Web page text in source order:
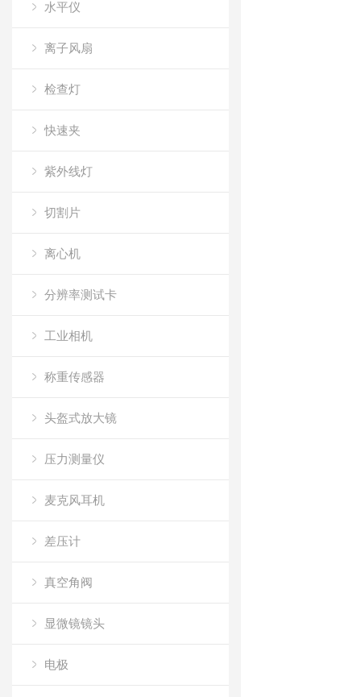
水平仪
离子风扇
检查灯
快速夹
紫外线灯
切割片
离心机
分辨率测试卡
工业相机
称重传感器
头盔式放大镜
压力测量仪
麦克风耳机
差压计
真空角阀
显微镜镜头
电极